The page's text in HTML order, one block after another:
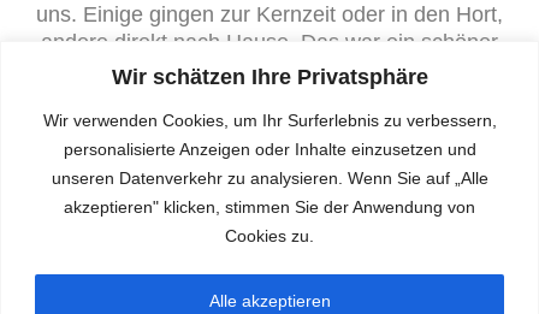
Wir schätzen Ihre Privatsphäre
Wir verwenden Cookies, um Ihr Surferlebnis zu verbessern,
personalisierte Anzeigen oder Inhalte einzusetzen und
unseren Datenverkehr zu analysieren. Wenn Sie auf „Alle
akzeptieren" klicken, stimmen Sie der Anwendung von
Cookies zu.
Alle akzeptieren
uns. Einige gingen zur Kernzeit oder in den Hort,
andere direkt nach Hause. Das war ein schöner
Vormittag.
Ein riesiges Dankeschön an den Förderverein für die
finanzielle Unterstützung des Theaterbesuchs aller
Kinder der Johannes-Schoch-Schule.
Isabella, Jakob und Kian Klasse 3a